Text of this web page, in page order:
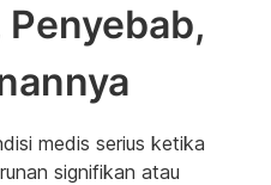
Penyebab,
medis serius ketika
signifikan atau